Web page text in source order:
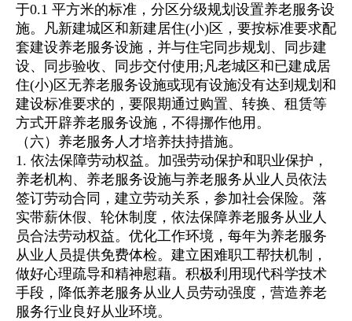
于0.1 平方米的标准，分区分级规划设置养老服务设
施。凡新建城区和新建居住(小)区，要按标准要求配
套建设养老服务设施，并与住宅同步规划、同步建
设、同步验收、同步交付使用;凡老城区和已建成居
住(小)区无养老服务设施或现有设施没有达到规划和
建设标准要求的，要限期通过购置、转换、租赁等
方式开辟养老服务设施，不得挪作他用。
（六）养老服务人才培养扶持措施。
1. 依法保障劳动权益。加强劳动保护和职业保护，
养老机构、养老服务设施与养老服务从业人员依法
签订劳动合同，建立劳动关系，参加社会保险。落
实带薪休假、轮休制度，依法保障养老服务从业人
员合法劳动权益。优化工作环境，每年为养老服务
从业人员提供免费体检。建立困难职工帮扶机制，
做好心理疏导和精神慰藉。积极利用现代科学技术
手段，降低养老服务从业人员劳动强度，营造养老
服务行业良好从业环境。